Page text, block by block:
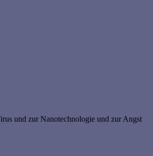
und zur Nanotechnologie und zur Angst